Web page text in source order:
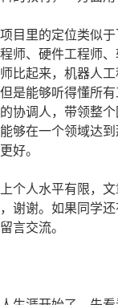
目里的定位类似
师、硬件工程师
比起来，机器人
是能够听得懂所有
协调人，带领整
够在一个领域达
好。
个人水平有限，
谢谢。如果同学
言交流。